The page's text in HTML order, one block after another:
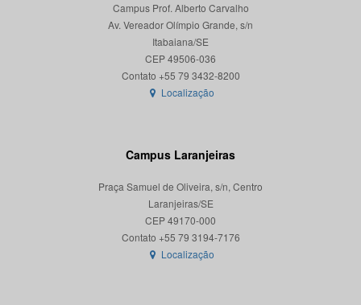
Campus Prof. Alberto Carvalho
Av. Vereador Olímpio Grande, s/n
Itabaiana/SE
CEP 49506-036
Localização
Campus Laranjeiras
Praça Samuel de Oliveira, s/n, Centro
Laranjeiras/SE
CEP 49170-000
Localização